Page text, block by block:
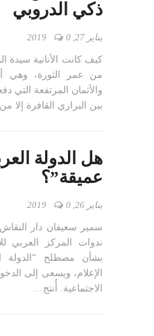
ذكي الدروبي
يناير 27, 2019 0
كيف كانت الأنانية سيدة
من عمر الثورة، وهي
والأثمان المرتفعة التي
بين البراري القافرة إلا
هل الدولة
عميقة”؟
يناير 26, 2019 0
سمير سعيفان دار
ندوات المركز العربي
بشأن مصطلح “الدولة
الإعلام، ويسعى إلى
الاجتماعية. أُنتج…